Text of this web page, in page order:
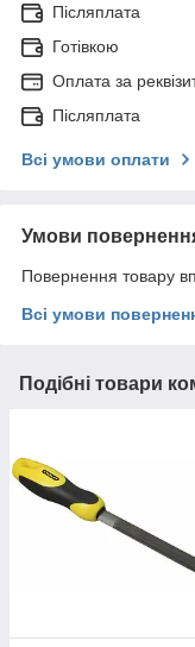
Післяплата
Готівкою
Оплата за
Післяплата
Всі умови оплати
Умови
Повернення товару
Всі умови
Подібні товари